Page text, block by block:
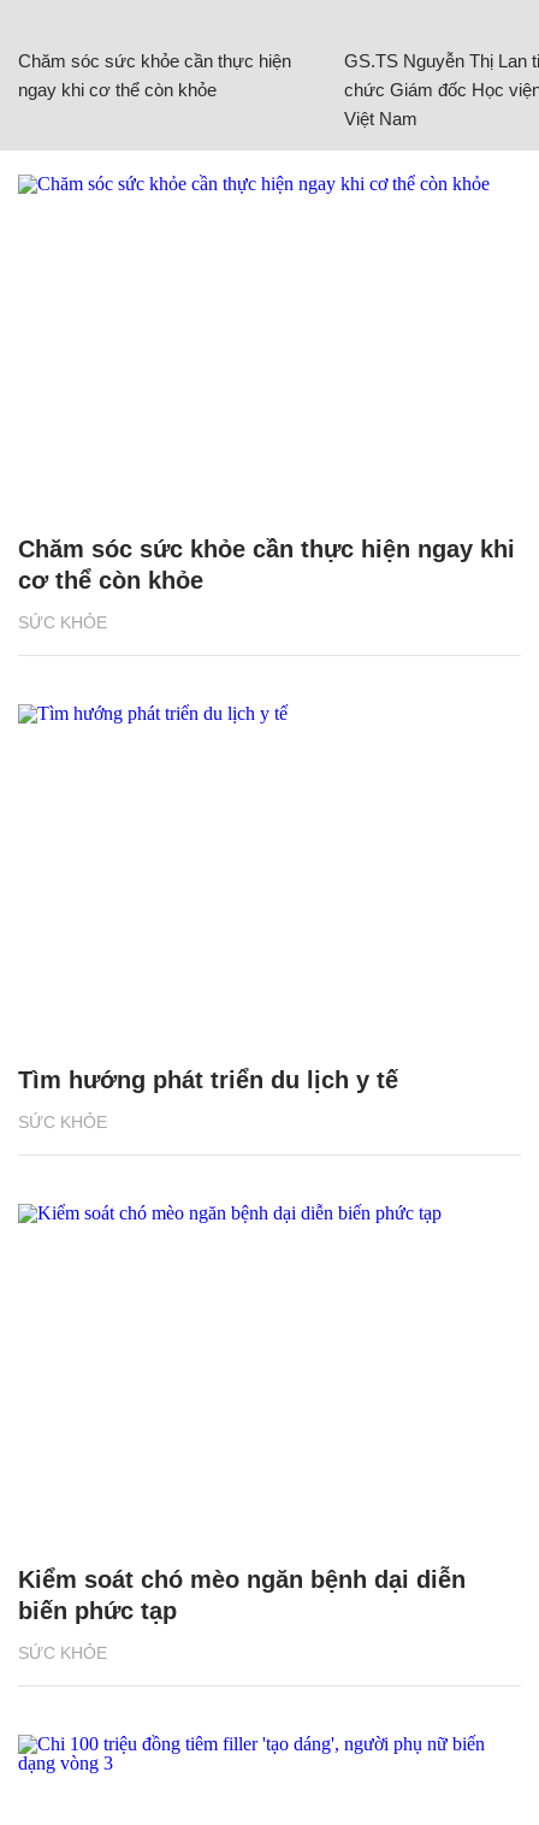
Chăm sóc sức khỏe cần thực hiện
ngay khi cơ thể còn khỏe
GS.TS Nguyễn Thị Lan
chức Giám đốc Học
Việt Nam
SỨC KHỎE
Chăm sóc sức khỏe cần thực hiện ngay khi
cơ thể còn khỏe
SỨC KHỎE
Tìm hướng phát triển du lịch y tế
SỨC KHỎE
Kiểm soát chó mèo ngăn bệnh dại diễn
biến phức tạp